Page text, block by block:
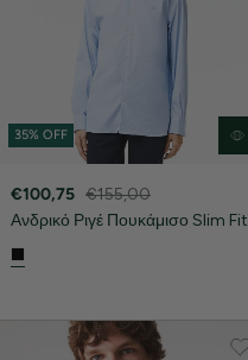
35% OFF
€100,75 €155,00
Ανδρικό Ριγέ Πουκάμισο Slim Fit